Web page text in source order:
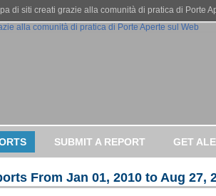
di siti creati grazie alla comunità di pratica di Porte
SUBMIT A REPORT GET
From Jan 01, 2010 to Aug 27,